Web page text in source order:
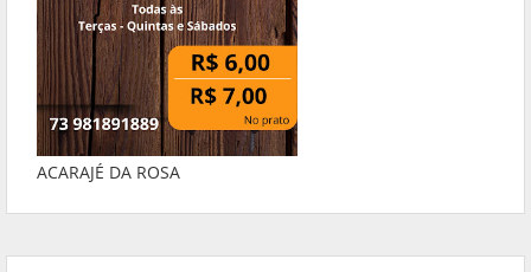
ACARAJÉ DA ROSA